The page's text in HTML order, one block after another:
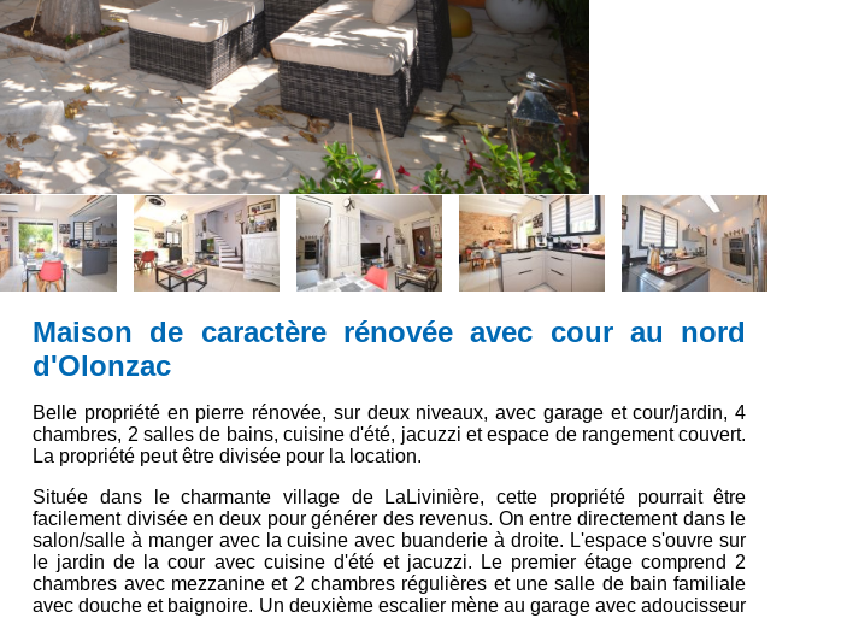
Maison de caractère rénovée avec cour au nord
d'Olonzac
Belle propriété en pierre rénovée, sur deux niveaux, avec garage et cour/jardin, 4
chambres, 2 salles de bains, cuisine d'été, jacuzzi et espace de rangement couvert.
La propriété peut être divisée pour la location.
Située dans le charmante village de LaLivinière, cette propriété pourrait être
facilement divisée en deux pour générer des revenus. On entre directement dans le
salon/salle à manger avec la cuisine avec buanderie à droite. L'espace s'ouvre sur
le jardin de la cour avec cuisine d'été et jacuzzi. Le premier étage comprend 2
chambres avec mezzanine et 2 chambres régulières et une salle de bain familiale
avec douche et baignoire. Un deuxième escalier mène au garage avec adoucisseur